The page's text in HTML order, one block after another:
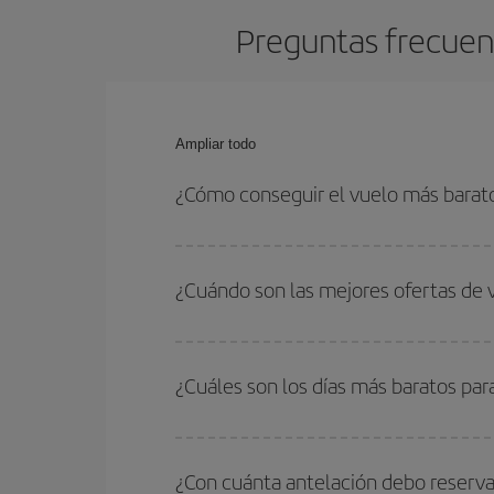
Preguntas
Ampliar todo
¿Cómo conseguir el vuelo más
fechas y horarios de ida y vuelta.
¿Cuándo son las mejores ofertas
periodos de vacaciones escolares son
precios encontrarás.
¿Cuáles son los días más baratos
quieres ir y en qué fechas habías pensado
¿Con cuánta antelación debo